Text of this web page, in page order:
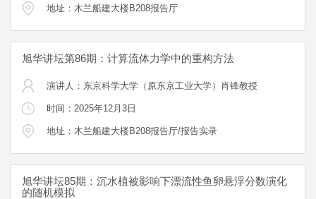
地址：木兰船建大楼B208报告厅
旭华讲坛第86期：计算流体力学中的重构方法
演讲人：东京科学大学（原东京工业大学）肖锋教授
时间：2025年12月3日
地址：木兰船建大楼B208报告厅/报告实录
旭华讲坛85期：沉水植被影响下漂流性鱼卵悬浮分数演化
的随机模拟